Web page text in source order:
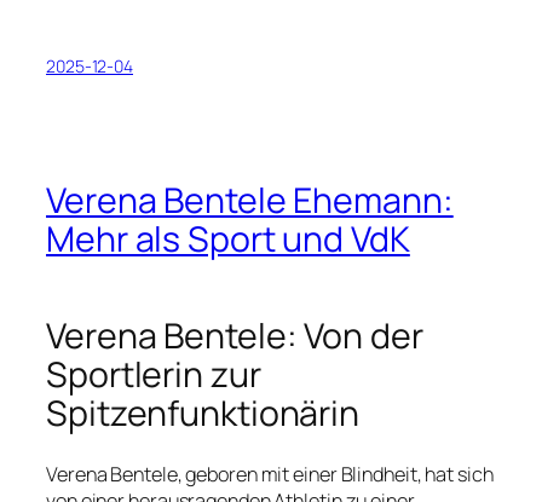
2025-12-04
Verena Bentele Ehemann:
Mehr als Sport und VdK
Verena Bentele: Von der
Sportlerin zur
Spitzenfunktionärin
Verena Bentele, geboren mit einer Blindheit, hat sich